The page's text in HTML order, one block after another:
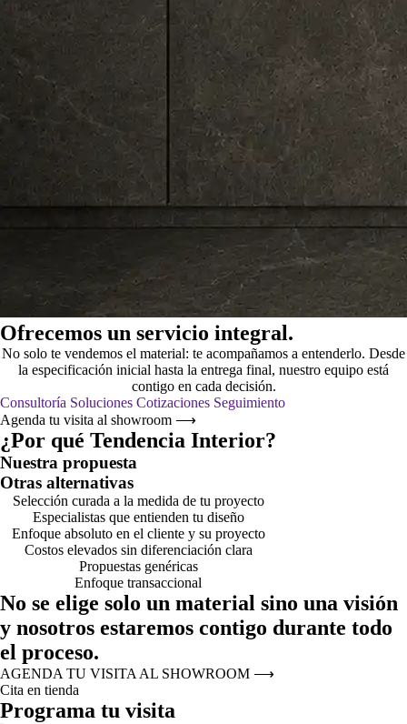
Ofrecemos un servicio integral.
No solo te vendemos el material: te acompañamos a entenderlo. Desde
la especificación inicial hasta la entrega final, nuestro equipo está
contigo en cada decisión.
Consultoría Soluciones Cotizaciones Seguimiento
Agenda tu visita al showroom ⟶
¿Por qué Tendencia Interior?
Nuestra propuesta
Otras alternativas
Selección curada a la medida de tu proyecto
Especialistas que entienden tu diseño
Enfoque absoluto en el cliente y su proyecto
Costos elevados sin diferenciación clara
Propuestas genéricas
Enfoque transaccional
No se elige solo un material sino una visión
y nosotros estaremos contigo durante todo
el proceso.
AGENDA TU VISITA AL SHOWROOM ⟶
Cita en tienda
Programa tu visita